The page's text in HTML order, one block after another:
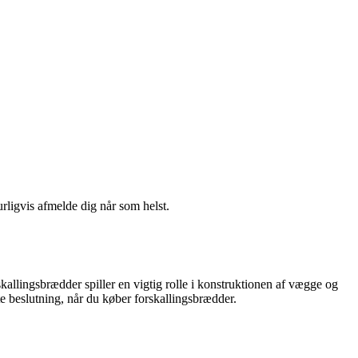
afmelde dig når som helst.
spiller en vigtig rolle i konstruktionen af vægge og
beslutning, når du køber forskallingsbrædder.